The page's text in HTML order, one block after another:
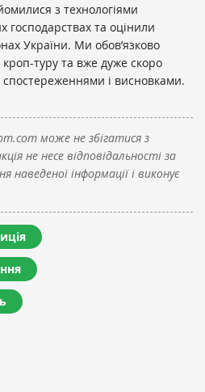
з технологіями
та оцінили
України. Ми обов’язково
кроп-туру та вже дуже скоро
і висновками.
може не збігатися з
не несе відповідальності за
наведеної інформації і виконує